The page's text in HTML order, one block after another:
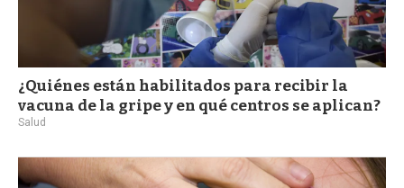
¿Quiénes están habilitados para recibir la
vacuna de la gripe y en qué centros se aplican?
Salud